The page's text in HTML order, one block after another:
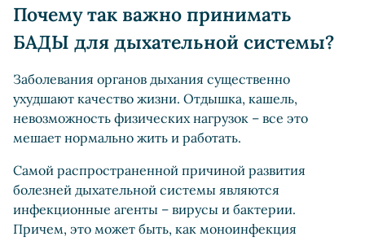
Почему так важно принимать
БАДЫ для дыхательной системы?
Заболевания органов дыхания существенно
ухудшают качество жизни. Отдышка, кашель,
невозможность физических нагрузок – все это
мешает нормально жить и работать.
Самой распространенной причиной развития
болезней дыхательной системы являются
инфекционные агенты – вирусы и бактерии.
Причем, это может быть, как моноинфекция